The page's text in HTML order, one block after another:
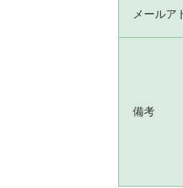
メールア
備考